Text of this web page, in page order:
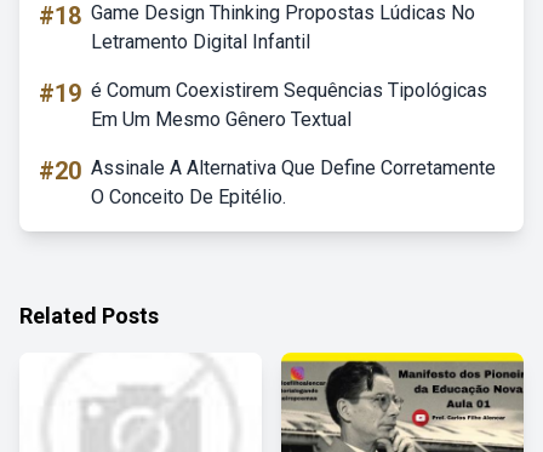
#18 Game Design Thinking Propostas Lúdicas No
Letramento Digital Infantil
#19 é Comum Coexistirem Sequências Tipológicas
Em Um Mesmo Gênero Textual
#20 Assinale A Alternativa Que Define Corretamente
O Conceito De Epitélio.
Related Posts